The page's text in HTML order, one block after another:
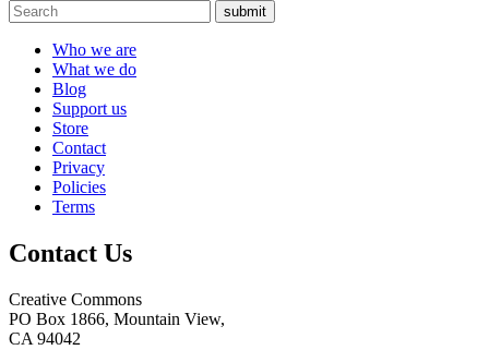
submit
Who we are
What we do
Blog
Support us
Store
Contact
Privacy
Policies
Terms
Contact Us
Creative Commons
PO Box 1866, Mountain View,
CA 94042